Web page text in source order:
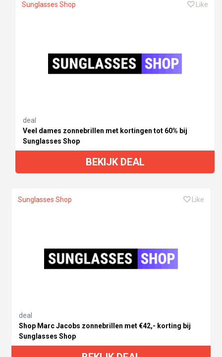
Sunglasses Shop Like
deal
Veel dames zonnebrillen met kortingen tot 60% bij
Sunglasses Shop
BEKIJK DEAL
Sunglasses Shop Like
deal
Shop Marc Jacobs zonnebrillen met €42,- korting bij
Sunglasses Shop